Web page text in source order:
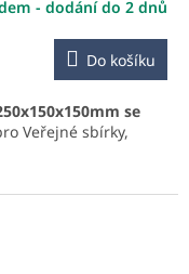
- dodání do 2 dnů
Do košíku
se
Veřejné sbírky,